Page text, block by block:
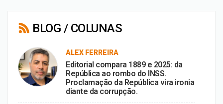
BLOG / COLUNAS
ALEX FERREIRA
Editorial compara 1889 e 2025: da
República ao rombo do INSS.
Proclamação da República vira ironia
diante da corrupção.